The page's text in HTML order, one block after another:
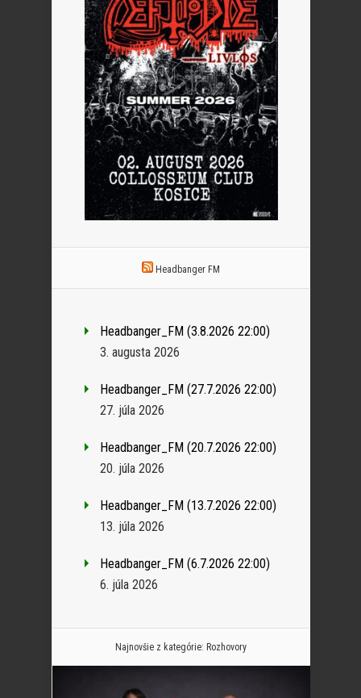
Headbanger FM
Headbanger_FM (3.8.2026 22:00)
3. augusta 2026
Headbanger_FM (27.7.2026 22:00)
27. júla 2026
Headbanger_FM (20.7.2026 22:00)
20. júla 2026
Headbanger_FM (13.7.2026 22:00)
13. júla 2026
Headbanger_FM (6.7.2026 22:00)
6. júla 2026
Najnovšie z kategórie: Rozhovory